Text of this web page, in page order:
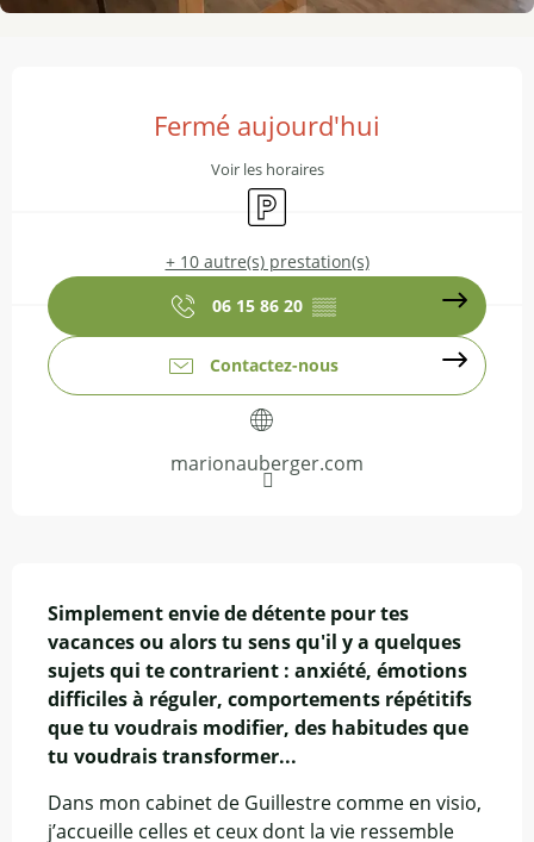
Fermé aujourd'hui
Voir les horaires
Parking
+ 10 autre(s) prestation(s)
06 15 86 20 ▒▒
Contactez-nous
marionauberger.com
Simplement envie de détente pour tes
vacances ou alors tu sens qu'il y a quelques
sujets qui te contrarient : anxiété, émotions
difficiles à réguler, comportements répétitifs
que tu voudrais modifier, des habitudes que
tu voudrais transformer...
Dans mon cabinet de Guillestre comme en visio,
j’accueille celles et ceux dont la vie ressemble